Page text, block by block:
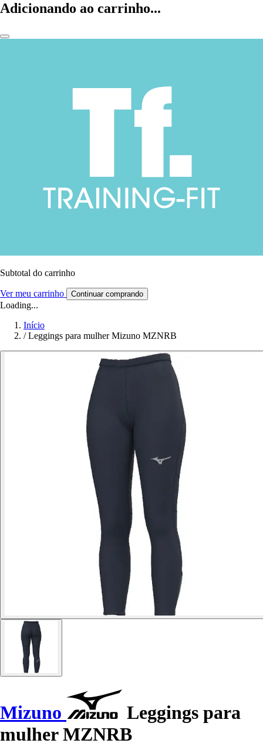
Adicionando ao carrinho...
Subtotal do carrinho
Ver meu carrinho Continuar comprando
Loading...
Início
/ Leggings para mulher Mizuno MZNRB
Mizuno
Leggings para
mulher MZNRB